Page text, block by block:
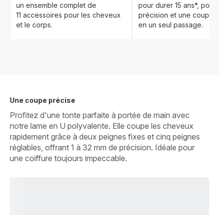
un ensemble complet de
11 accessoires pour les cheveux
et le corps.
pour durer 15 ans*, pour
précision et une coupe
en un seul passage.
Une coupe précise
Profitez d'une tonte parfaite à portée de main avec
notre lame en U polyvalente. Elle coupe les cheveux
rapidement grâce à deux peignes fixes et cinq peignes
réglables, offrant 1 à 32 mm de précision. Idéale pour
une coiffure toujours impeccable.